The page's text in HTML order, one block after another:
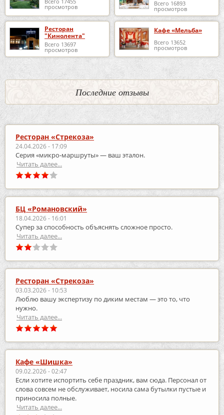
просмотров Всего 16893
просмотров
Ресторан
"Кинолента"
Всего 13697
просмотров
Кафе «Мельба»
Всего 13652
просмотров
Последние отзывы
Ресторан «Стрекоза»
24.04.2026 - 17:09
Серия «микро‑маршруты» — ваш эталон.
Читать далее...
БЦ «Романовский»
18.04.2026 - 16:01
Супер за способность объяснять сложное просто.
Читать далее...
Ресторан «Стрекоза»
03.03.2026 - 10:53
Люблю вашу экспертизу по диким местам — это то, что
нужно.
Читать далее...
Кафе «Шишка»
09.02.2026 - 02:47
Если хотите испортить себе праздник, вам сюда. Персонал от
слова совсем не обслуживает, носила сама бутылки пустые и
приносила полные.
Читать далее...